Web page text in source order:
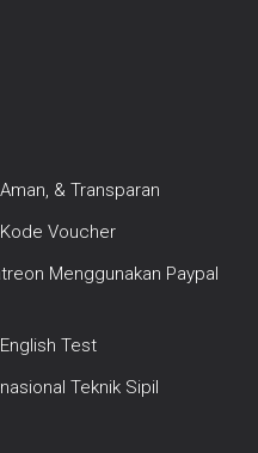
& Transparan
Voucher
Menggunakan Paypal
Test
Teknik Sipil